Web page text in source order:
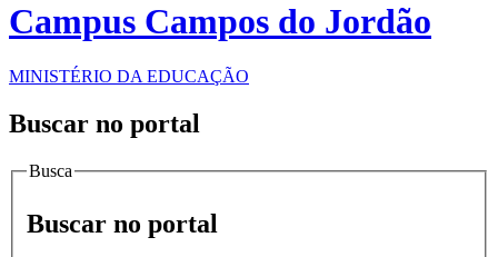
Campus Campos do Jordão
MINISTÉRIO DA EDUCAÇÃO
Buscar no portal
Busca
Buscar no portal